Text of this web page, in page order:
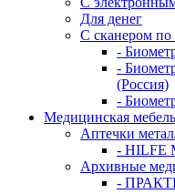
Для денег
С сканером по
-
-
(Россия)
-
Медицинская
Аптечки
- HILFE
Архивные
-